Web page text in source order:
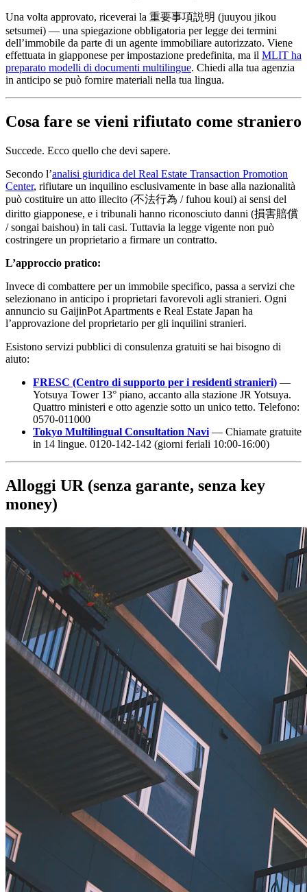
Una volta approvato, riceverai la 重要事項説明 (juuyou jikou
setsumei) — una spiegazione obbligatoria per legge dei termini
dell’immobile da parte di un agente immobiliare autorizzato. Viene
effettuata in giapponese per impostazione predefinita, ma il MLIT ha
preparato modelli di documenti multilingue. Chiedi alla tua agenzia
in anticipo se può fornire materiali nella tua lingua.
Cosa fare se vieni rifiutato come straniero
Succede. Ecco quello che devi sapere.
Secondo l’analisi giuridica del Real Estate Transaction Promotion
Center, rifiutare un inquilino esclusivamente in base alla nazionalità
può costituire un atto illecito (不法行為 / fuhou koui) ai sensi del
diritto giapponese, e i tribunali hanno riconosciuto danni (損害賠償
/ songai baishou) in tali casi. Tuttavia la legge vigente non può
costringere un proprietario a firmare un contratto.
L’approccio pratico:
Invece di combattere per un immobile specifico, passa a servizi che
selezionano in anticipo i proprietari favorevoli agli stranieri. Ogni
annuncio su GaijinPot Apartments e Real Estate Japan ha
l’approvazione del proprietario per gli inquilini stranieri.
Esistono servizi pubblici di consulenza gratuiti se hai bisogno di
aiuto:
FRESC (Centro di supporto per i residenti stranieri) —
Yotsuya Tower 13° piano, accanto alla stazione JR Yotsuya.
Quattro ministeri e otto agenzie sotto un unico tetto. Telefono:
0570-011000
Tokyo Multilingual Consultation Navi — Chiamate gratuite
in 14 lingue. 0120-142-142 (giorni feriali 10:00-16:00)
Alloggi UR (senza garante, senza key
money)